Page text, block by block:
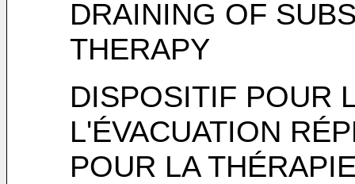
DRAINING OF
THERAPY
DISPOSITIF POUR
L'ÉVACUATION
POUR LA